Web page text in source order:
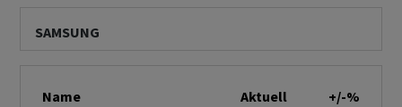
SAMSUNG
Name Aktuell
+/-%